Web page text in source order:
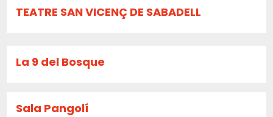
TEATRE SAN VICENÇ DE SABADELL
La 9 del Bosque
Sala Pangolí